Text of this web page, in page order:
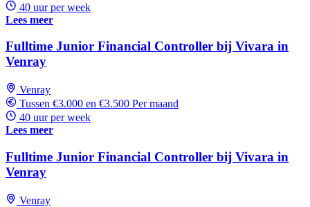
40 uur per week
Lees meer
Fulltime Junior Financial Controller bij Vivara in
Venray
Venray
Tussen €3.000 en €3.500 Per maand
40 uur per week
Lees meer
Fulltime Junior Financial Controller bij Vivara in
Venray
Venray